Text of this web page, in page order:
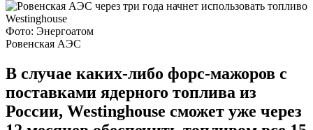
Фото: Энергоатом
Ровенская АЭС
В случае каких-либо форс-мажоров с
поставками ядерного топлива из
России, Westinghouse сможет уже через